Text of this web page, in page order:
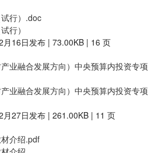
行）.doc
行）
16日发布 | 73.00KB | 16 页
业融合发展方向）中央预算内投资专项
业融合发展方向）中央预算内投资专项
27日发布 | 261.00KB | 11 页
介绍.pdf